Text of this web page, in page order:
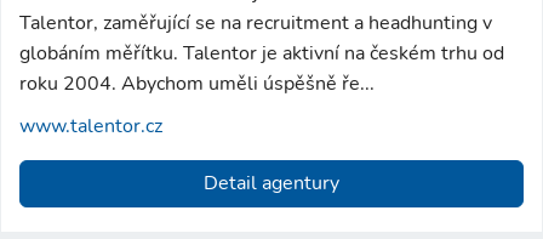
Talentor, zaměřující se na recruitment a headhunting v
globáním měřítku. Talentor je aktivní na českém trhu od
roku 2004. Abychom uměli úspěšně ře...
www.talentor.cz
Detail agentury